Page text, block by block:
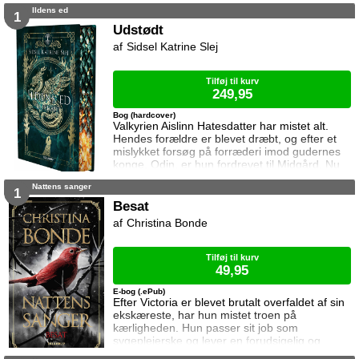
truet ...
1 Ildens ed
Udstødt
Valkyrien Aislinn Hatesdatter har mistet alt.
Hendes forældre er blevet dræbt, og efter et
mislykket forsøg på forræderi imod gudernes
konge, Odin, er hun fordrevet til Midgård. Nu
står hun alene tilbage i det øde
besluttet på at dræbe hende. Da Aislinns
med i et arrangeret ægteskab, uventet redder
Bog (hardcover)
Sidsel Katrine Slej
Tilføj til kurv
249,95
1 Nattens sanger
Besat
Efter Victoria er blevet brutalt overfaldet af sin
ekskæreste, har hun mistet troen på
kærligheden. Hun passer sit job som
sygeplejerske og lever en forudsigelig og
forsigtig tilværelse ... indtil hun møder Lucas.
E-bog (.ePub)
Christina Bonde
Tilføj til kurv
49,95